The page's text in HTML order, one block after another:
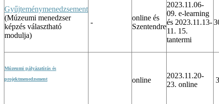
Gyűjteménymenedzsement
(Múzeumi menedzser
képzés választható
modulja)
-
online és
Szentendre
2023.11.06-
09. e-learning
és 2023.11.13-
11. 15.
tantermi
Múzeumi pályázatírás és
projektmenedzsment
online
2023.11.20-
23. online